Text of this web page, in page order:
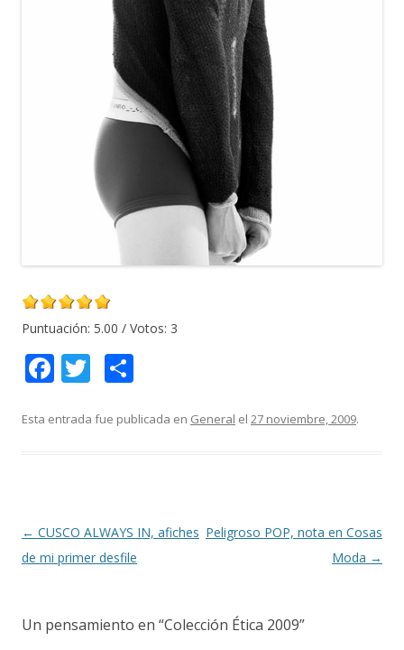
Puntuación: 5.00 / Votos: 3
F
e
k
T
itt m
r
Esta entrada fue publicada en General el 27 noviembre, 2009.
Navegación
de
← CUSCO ALWAYS IN, afiches
de mi primer desfile
Peligroso POP, nota en Cosas
Moda →
Un pensamiento en “Colección Ética 2009”